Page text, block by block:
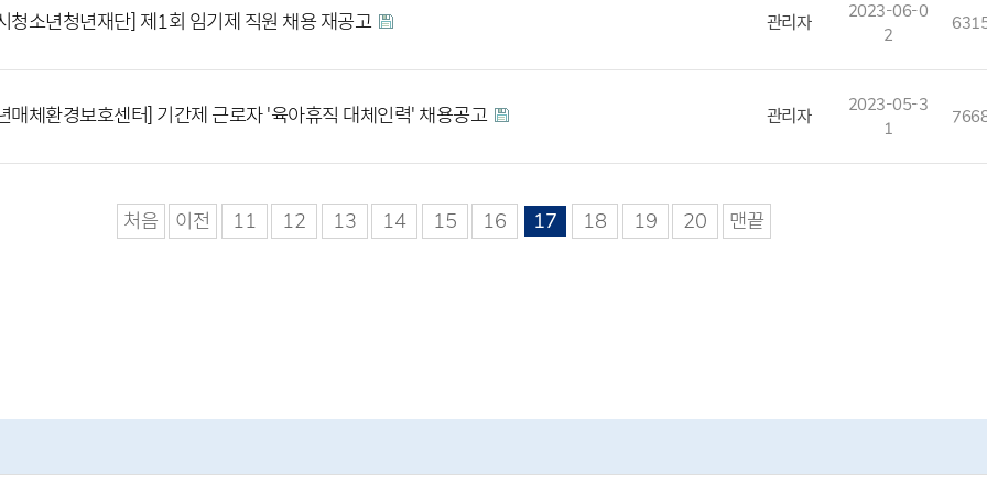
청소년청년재단] 제1회 임기제 직원 채용 재공고 관리자
2023-06-0
2
매체환경보호센터] 기간제 근로자 '육아휴직 대체인력' 채용공고 관리자
2023-05-3
1
처음 이전 11 12 13 14 15 16 17 18 19 20 맨끝